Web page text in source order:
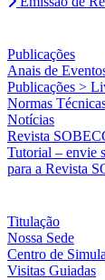
Publicações
Anais de
Publicações >
Normas
Notícias
Revista
Tutorial – envie
para a Revista
Titulação
Nossa Sede
Centro de
Visitas Guiadas